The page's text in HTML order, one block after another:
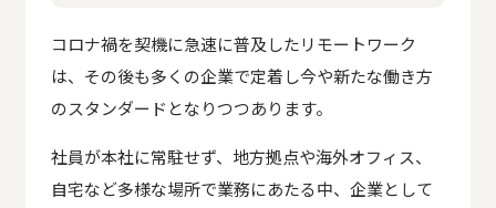
コロナ禍を契機に急速に普及したリモートワーク
は、その後も多くの企業で定着し今や新たな働き方
のスタンダードとなりつつあります。
社員が本社に常駐せず、地方拠点や海外オフィス、
自宅など多様な場所で業務にあたる中、企業として